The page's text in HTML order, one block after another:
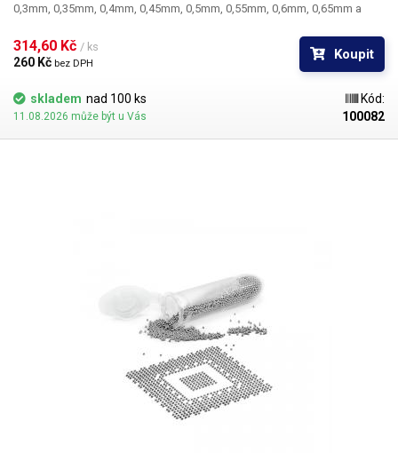
0,3mm, 0,35mm, 0,4mm, 0,45mm, 0,5mm, 0,55mm, 0,6mm, 0,65mm a
BGA mřížky pro překuličkování. Ampule obsahuje vždy 1000 kusů
kuliček o daném průměru.
314,60 Kč / ks
260 Kč bez DPH
Koupit
skladem nad 100 ks
11.08.2026 může být u Vás
Kód:
100082